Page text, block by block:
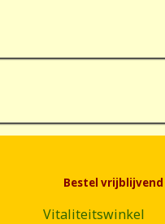
Bestel vrijblijvend
Vitaliteitswinkel